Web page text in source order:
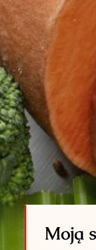
Moją